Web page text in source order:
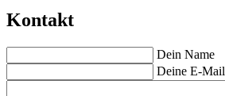
Kontakt
Dein Name
Deine E-Mail